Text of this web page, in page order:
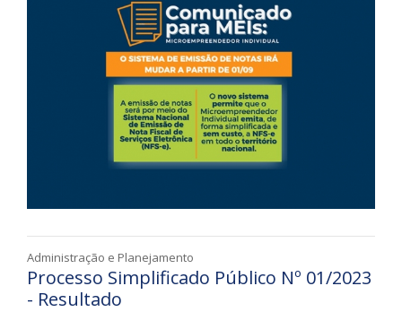
Administração e Planejamento
Processo Simplificado Público Nº 01/2023
- Resultado